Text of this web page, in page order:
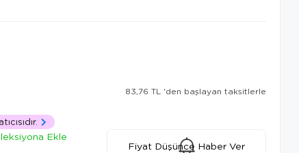
83,76 TL 'den başlayan taksitlerle
Ekle
Fiyat Düşünce Haber Ver